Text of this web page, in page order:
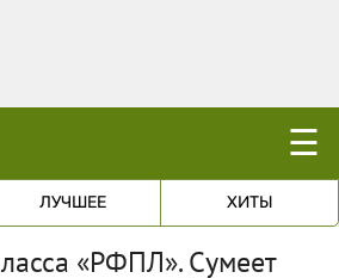
☰
ЛУЧШЕЕ ХИТЫ
«РФПЛ». Сумеет